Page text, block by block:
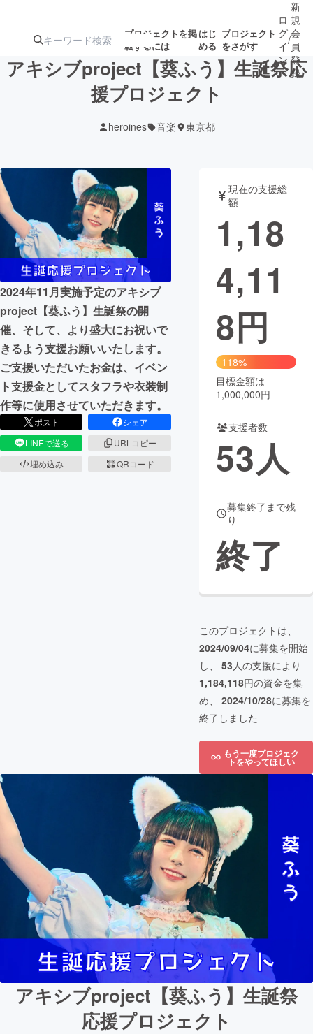
プロジェクトを掲
載するには
はじ
める
プロジェクト
をさがす
注目の新着プロ
ジェクト
募集終了が近いプ
ロジェクト
アート・写真 音楽
テクノロジー・ガジェット ゲーム・サ
映像・映画
ビジネス・起業
まちづくり・地域活性化
CAMPFIRE for Social Good
CAMPFIRE Creation
CAMPFIREふるさと納税
コミュニティ
ロ
グ
イ
ン
/
新
規
会
員
登
録
アキシブproject【葵ふう】生誕祭応
援プロジェクト
heroines 音楽 東京都
2024年11月実施予定のアキシブ
project【葵ふう】生誕祭の開
催、そして、より盛大にお祝いで
きるよう支援お願いいたします。
ご支援いただいたお金は、イベン
ト支援金としてスタフラや衣装制
作等に使用させていただきます。
ポスト
シェア
LINEで送る
URLコピー
埋め込み
QRコード
現在の支援総
額
1,18
4,11
8円
118%
目標金額は
1,000,000円
支援者数
53人
募集終了まで残
り
終了
このプロジェクトは、
2024/09/04に募集を開始
し、 53人の支援により
1,184,118円の資金を集
め、 2024/10/28に募集を
終了しました
もう一度プロジェク
トをやってほしい
アキシブproject【葵ふう】生誕祭
応援プロジェクト